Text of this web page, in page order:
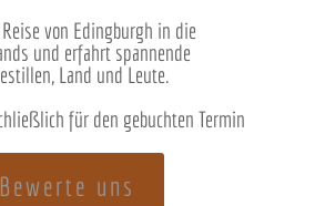
von Edingburgh in die
und erfahrt spannende
Land und Leute.
für den gebuchten Termin
Bewerte uns